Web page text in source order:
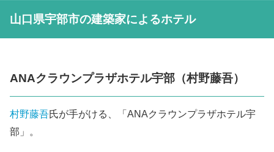
山口県宇部市の建築家によるホテル
ANAクラウンプラザホテル宇部（村野藤吾）
村野藤吾氏が手がける、「ANAクラウンプラザホテル宇
部」。